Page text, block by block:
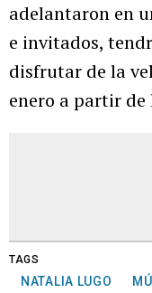
adelantaron en
e invitados,
disfrutar de la
enero a partir de
TAGS
NATALIA LUGO